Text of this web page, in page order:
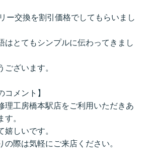
ー交換を割引価格でしてもらいまし
はとてもシンプルに伝わってきまし
ございます。
コメント】
理工房橋本駅店をご利用いただきあ
す。
嬉しいです。
の際は気軽にご来店ください。